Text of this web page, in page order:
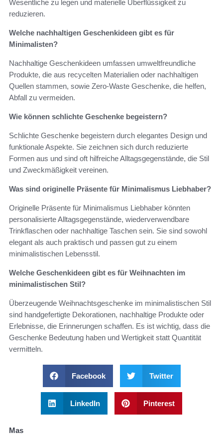
Wesentliche zu legen und materielle Überflüssigkeit zu
reduzieren.
Welche nachhaltigen Geschenkideen gibt es für
Minimalisten?
Nachhaltige Geschenkideen umfassen umweltfreundliche
Produkte, die aus recycelten Materialien oder nachhaltigen
Quellen stammen, sowie Zero-Waste Geschenke, die helfen,
Abfall zu vermeiden.
Wie können schlichte Geschenke begeistern?
Schlichte Geschenke begeistern durch elegantes Design und
funktionale Aspekte. Sie zeichnen sich durch reduzierte
Formen aus und sind oft hilfreiche Alltagsgegenstände, die Stil
und Zweckmäßigkeit vereinen.
Was sind originelle Präsente für Minimalismus Liebhaber?
Originelle Präsente für Minimalismus Liebhaber könnten
personalisierte Alltagsgegenstände, wiederverwendbare
Trinkflaschen oder nachhaltige Taschen sein. Sie sind sowohl
elegant als auch praktisch und passen gut zu einem
minimalistischen Lebensstil.
Welche Geschenkideen gibt es für Weihnachten im
minimalistischen Stil?
Überzeugende Weihnachtsgeschenke im minimalistischen Stil
sind handgefertigte Dekorationen, nachhaltige Produkte oder
Erlebnisse, die Erinnerungen schaffen. Es ist wichtig, dass die
Geschenke Bedeutung haben und Wertigkeit statt Quantität
vermitteln.
Facebook Twitter
LinkedIn Pinterest
Mas